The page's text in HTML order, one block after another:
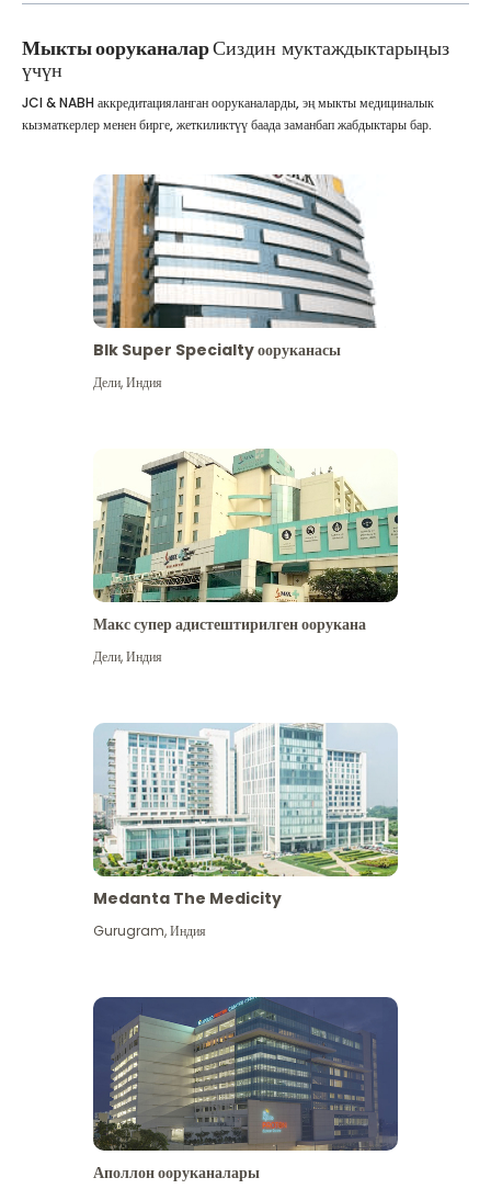
Мыкты ооруканаларСиздин муктаждыктарыңыз
үчүн
JCI & NABH аккредитацияланган ооруканаларды, эң мыкты медициналык
кызматкерлер менен бирге, жеткиликтүү баада заманбап жабдыктары бар.
Blk Super Specialty ооруканасы
Дели,Индия
Макс супер адистештирилген оорукана
Дели,Индия
Medanta The Medicity
Gurugram,Индия
Аполлон ооруканалары